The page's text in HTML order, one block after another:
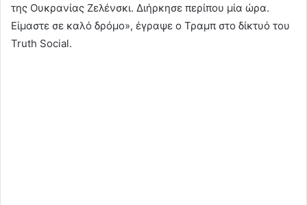
της Ουκρανίας Ζελένσκι. Διήρκησε περίπου μία ώρα.
Είμαστε σε καλό δρόμο», έγραψε ο Τραμπ στο δίκτυό του
Truth Social.